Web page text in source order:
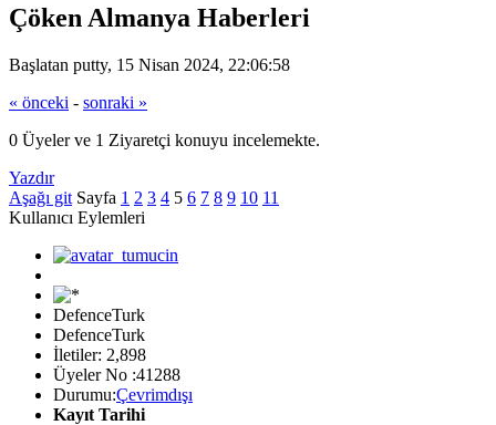
Çöken Almanya Haberleri
Başlatan putty, 15 Nisan 2024, 22:06:58
« önceki - sonraki »
0 Üyeler ve 1 Ziyaretçi konuyu incelemekte.
Yazdır
Aşağı git Sayfa 1 2 3 4 5 6 7 8 9 10 11
Kullanıcı Eylemleri
DefenceTurk
DefenceTurk
İletiler: 2,898
Üyeler No :41288
Durumu:Çevrimdışı
Kayıt Tarihi